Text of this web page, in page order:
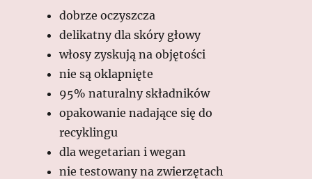
dobrze oczyszcza
delikatny dla skóry głowy
włosy zyskują na objętości
nie są oklapnięte
95% naturalny składników
opakowanie nadające się do
recyklingu
dla wegetarian i wegan
nie testowany na zwierzętach